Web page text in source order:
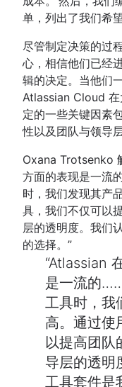
单，列出了我们希
尽管制定决策的过
心，相信他们已经
辑的决定。当他们
Atlassian Cloud 在
定的一些关键因素
性以及团队与领导
Oxana Trotsenko
方面的表现是一流
时，我们发现其产
具，我们不仅可以
层的透明度。我们
的选择。”
Atlassian
是一流的
工具时，我
高。通过使
以提高团队
导层的透明
工具套件是